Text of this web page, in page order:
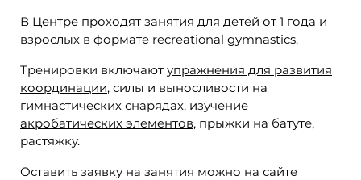
В Центре проходят занятия для детей от 1 года и
взрослых в формате recreational gymnastics.
Тренировки включают упражнения для развития
координации, силы и выносливости на
гимнастических снарядах, изучение
акробатических элементов, прыжки на батуте,
растяжку.
Оставить заявку на занятия можно на сайте